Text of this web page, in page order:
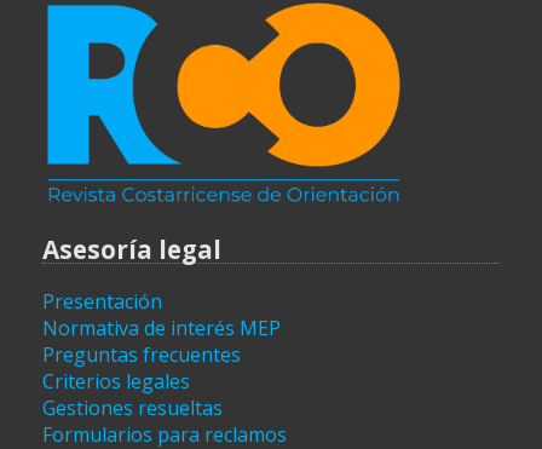
Asesoría legal
Presentación
Normativa de interés MEP
Preguntas frecuentes
Criterios legales
Gestiones resueltas
Formularios para reclamos